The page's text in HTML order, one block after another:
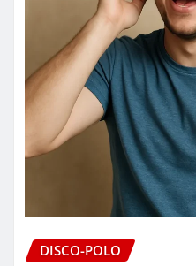
DISCO-POLO